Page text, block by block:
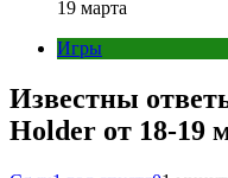
19 марта
Игры
Известны
Holder от 18-19